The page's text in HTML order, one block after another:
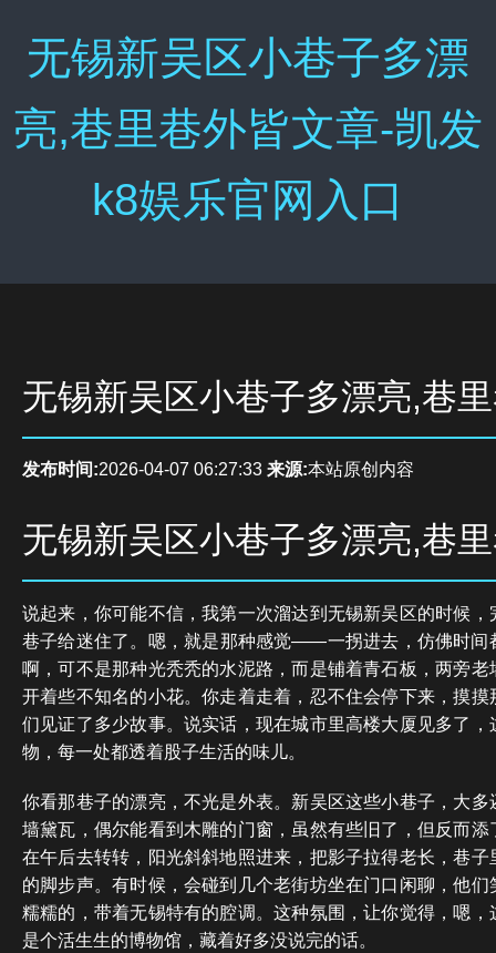
无锡新吴区小巷子多漂
亮,巷里巷外皆文章-凯发
k8娱乐官网入口
无锡新吴区小巷子多漂亮,巷
发布时间:2026-04-07 06:27:33 来源:本站原创内容
无锡新吴区小巷子多漂亮,巷
说起来，你可能不信，我第一次溜达到无锡新吴区的时候
巷子给迷住了。嗯，就是那种感觉——一拐进去，仿佛时间
啊，可不是那种光秃秃的水泥路，而是铺着青石板，两旁
开着些不知名的小花。你走着走着，忍不住会停下来，摸
们见证了多少故事。说实话，现在城市里高楼大厦见多了
物，每一处都透着股子生活的味儿。
你看那巷子的漂亮，不光是外表。新吴区这些小巷子，大
墙黛瓦，偶尔能看到木雕的门窗，虽然有些旧了，但反而
在午后去转转，阳光斜斜地照进来，把影子拉得老长，巷
的脚步声。有时候，会碰到几个老街坊坐在门口闲聊，他
糯糯的，带着无锡特有的腔调。这种氛围，让你觉得，嗯
是个活生生的博物馆，藏着好多没说完的话。